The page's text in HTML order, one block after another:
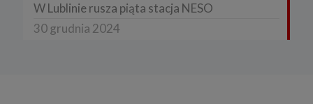
W Lublinie rusza piąta stacja NESO
30 grudnia 2024